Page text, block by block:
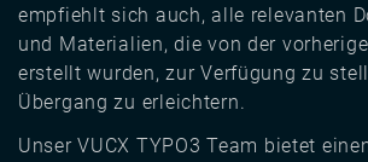
empfiehlt sich auch, alle relevanten
und Materialien, die von der
erstellt wurden, zur Verfügung zu
Übergang zu erleichtern.
Unser VUCX TYPO3 Team bietet